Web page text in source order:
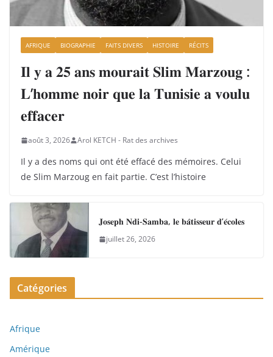
AFRIQUE BIOGRAPHIE FAITS DIVERS HISTOIRE RÉCITS
𝐈𝐥 𝐲 𝐚 𝟐𝟓 𝐚𝐧𝐬 𝐦𝐨𝐮𝐫𝐚𝐢𝐭 𝐒𝐥𝐢𝐦 𝐌𝐚𝐫𝐳𝐨𝐮𝐠 :
𝐋’𝐡𝐨𝐦𝐦𝐞 𝐧𝐨𝐢𝐫 𝐪𝐮𝐞 𝐥𝐚 𝐓𝐮𝐧𝐢𝐬𝐢𝐞 𝐚 𝐯𝐨𝐮𝐥𝐮
𝐞𝐟𝐟𝐚𝐜𝐞𝐫
août 3, 2026 Arol KETCH - Rat des archives
Il y a des noms qui ont été effacé des mémoires. Celui
de Slim Marzoug en fait partie. C’est l’histoire
𝐉𝐨𝐬𝐞𝐩𝐡 𝐍𝐝𝐢-𝐒𝐚𝐦𝐛𝐚, 𝐥𝐞 𝐛𝐚̂𝐭𝐢𝐬𝐬𝐞𝐮𝐫 𝐝’𝐞́𝐜𝐨𝐥𝐞𝐬
juillet 26, 2026
Catégories
Afrique
Amérique